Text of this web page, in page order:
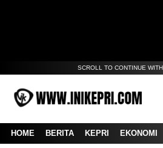
SCROLL TO CONTINUE
HOME BERITA KEPRI EKONOMI